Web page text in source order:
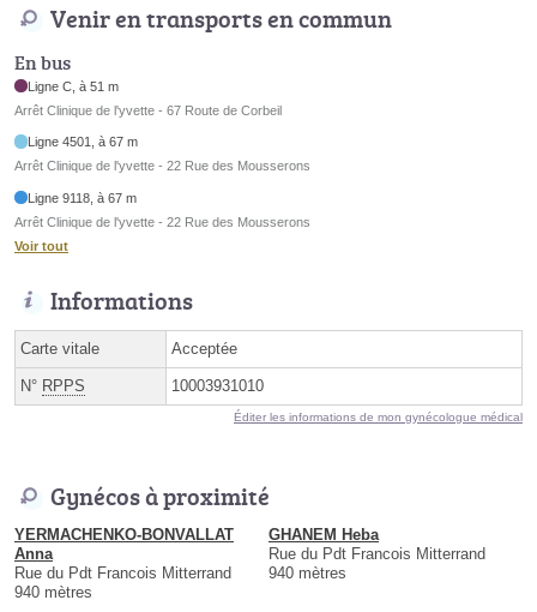
Venir en transports en commun
En bus
Ligne C, à 51 m
Arrêt Clinique de l'yvette - 67 Route de Corbeil
Ligne 4501, à 67 m
Arrêt Clinique de l'yvette - 22 Rue des Mousserons
Ligne 9118, à 67 m
Arrêt Clinique de l'yvette - 22 Rue des Mousserons
Voir tout
Informations
Carte vitale Acceptée
N° RPPS 10003931010
Éditer les informations de mon gynécologue médical
Gynécos à proximité
YERMACHENKO-BONVALLAT
Anna
Rue du Pdt Francois Mitterrand
940 mètres
GHANEM Heba
Rue du Pdt Francois Mitterrand
940 mètres